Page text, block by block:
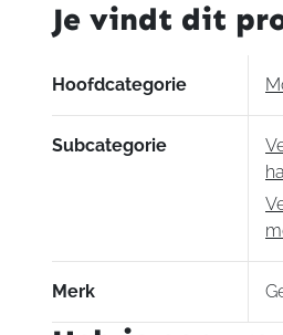
Je vindt dit
Hoofdcategorie
Subcategorie
Merk